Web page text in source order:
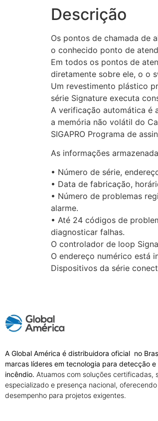
Descrição
Os pontos de chamada de
o conhecido ponto de
Em todos os pontos de
diretamente sobre ele, o o
Um revestimento plástico
série Signature executa
A verificação automática é
a memória não volátil do
SIGAPRO Programa de
As informações
• Número de série,
• Data de fabricação,
• Número de problemas
alarme.
• Até 24 códigos de
diagnosticar falhas.
O controlador de loop
O endereço numérico está
Dispositivos da série
A Global América é distribuidora oficial no
marcas líderes em tecnologia para detecção
incêndio. Atuamos com soluções certificadas,
especializado e presença nacional,
desempenho para projetos exigentes.